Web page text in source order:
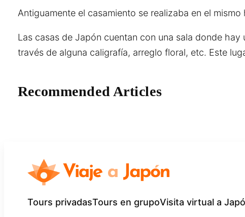
Antiguamente el casamiento se realizaba en el mismo
Las casas de Japón cuentan con una sala donde
través de alguna caligrafía, arreglo floral, etc. Este
Recommended Articles
Tours privadasTours en grupoVisita virtual a